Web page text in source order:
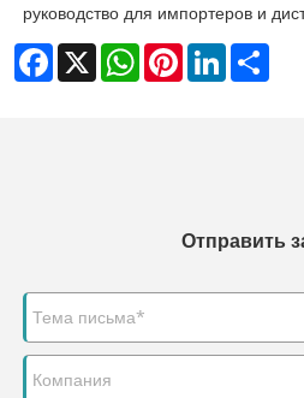
руководство для импортеров и
Facebook
X WhatsAppPinterestLinkedIn
Отправить